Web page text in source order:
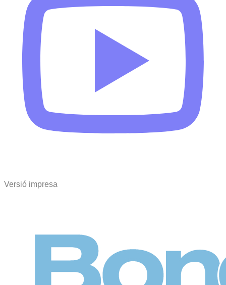
Versió impresa